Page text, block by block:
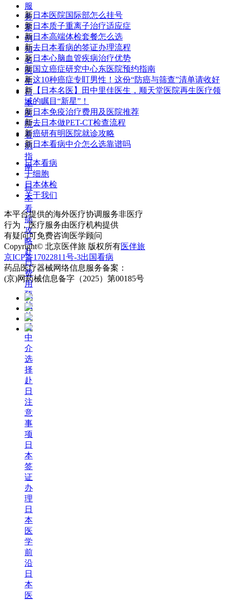
服
务
案
例
知
名
医
生
日
本
医
院
看
病
指
南
+
日
本
看
病
攻
略
赴
日
费
用
预
估
赴
日
中
介
选
择
赴
日
注
意
事
项
日
本
签
证
办
理
日
本
医
学
前
沿
日
本
医
新日本医院国际部怎么挂号
新日本质子重离子治疗适应症
新日本高端体检套餐怎么选
新去日本看病的签证办理流程
新日本心脑血管疾病治疗优势
新国立癌症研究中心东医院预约指南
新这10种癌症专盯男性！这份“防癌与筛查”清单请收好
新 【日本名医】田中里佳医生，顺天堂医院再生医疗领
域的瞩目“新星”！
新日本免疫治疗费用及医院推荐
新去日本做PET-CT检查流程
新癌研有明医院就诊攻略
新日本看病中介怎么选靠谱吗
日本看病
干细胞
日本体检
关于我们
本平台提供的海外医疗协调服务非医疗
行为，医疗服务由医疗机构提供
有疑问可免费咨询医学顾问
Copyright© 北京医伴旅 版权所有医伴旅
京ICP备17022811号-3出国看病
药品医疗器械网络信息服务备案：
(京)网药械信息备字（2025）第00185号